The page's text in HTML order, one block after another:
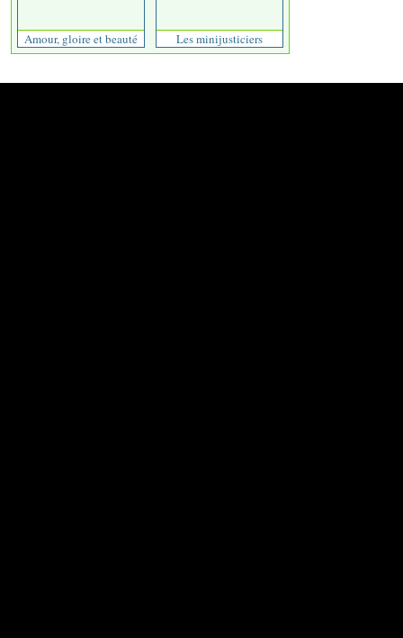
Amour, gloire et beauté Les minijusticiers